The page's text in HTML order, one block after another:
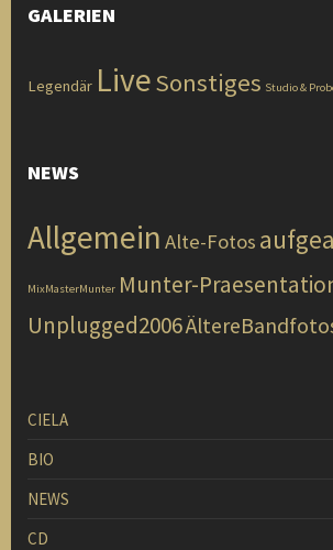
GALERIEN
Legendär LiveSonstiges Studio &
NEWS
Allgemein Alte-Fotos
MixMasterMunter Munter-
Unplugged2006
CIELA
BIO
NEWS
CD